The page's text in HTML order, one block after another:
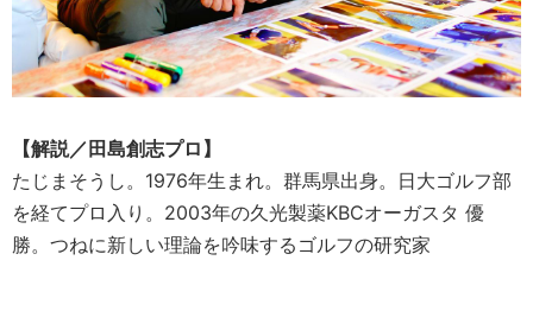
【解説／田島創志プロ】
たじまそうし。1976年生まれ。群馬県出身。日大ゴルフ部
を経てプロ入り。2003年の久光製薬KBCオーガスタ 優
勝。つねに新しい理論を吟味するゴルフの研究家